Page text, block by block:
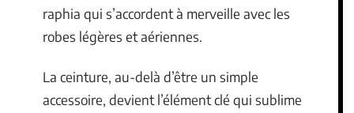
raphia qui s’accordent à merveille avec les
robes légères et aériennes.
La ceinture, au-delà d’être un simple
accessoire, devient l’élément clé qui sublime